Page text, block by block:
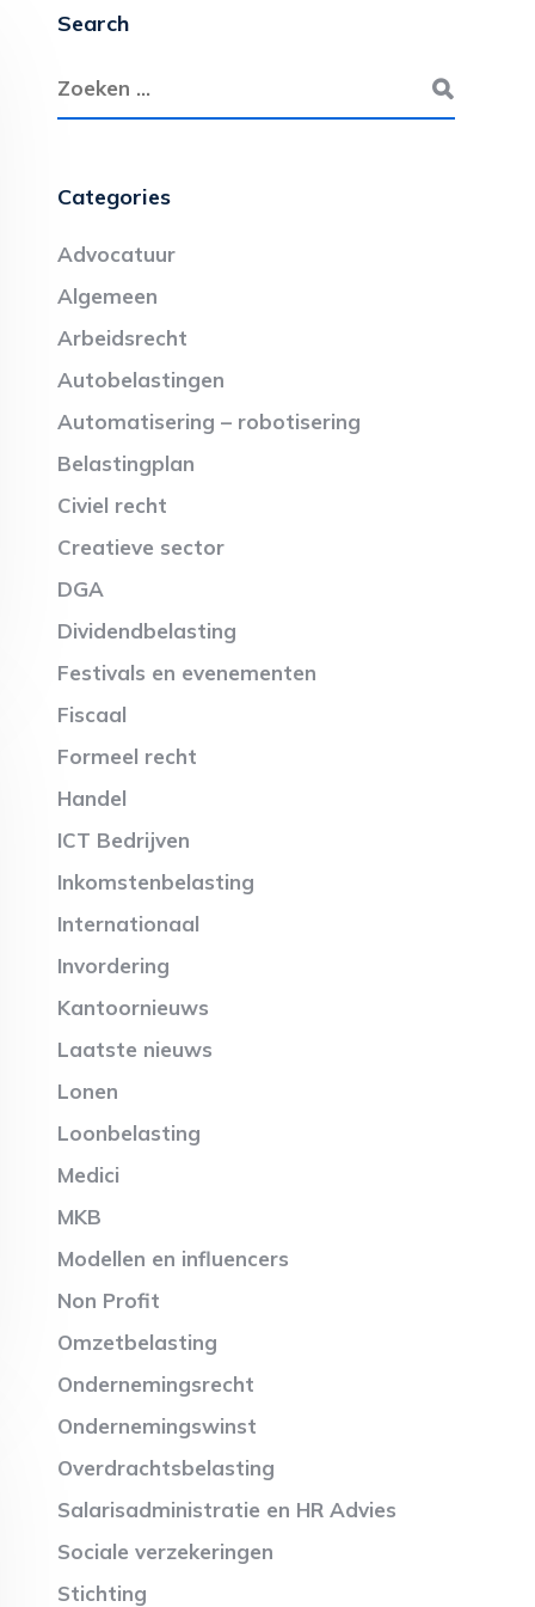
Search
Categories
Advocatuur
Algemeen
Arbeidsrecht
Autobelastingen
Automatisering – robotisering
Belastingplan
Civiel recht
Creatieve sector
DGA
Dividendbelasting
Festivals en evenementen
Fiscaal
Formeel recht
Handel
ICT Bedrijven
Inkomstenbelasting
Internationaal
Invordering
Kantoornieuws
Laatste nieuws
Lonen
Loonbelasting
Medici
MKB
Modellen en influencers
Non Profit
Omzetbelasting
Ondernemingsrecht
Ondernemingswinst
Overdrachtsbelasting
Salarisadministratie en HR Advies
Sociale verzekeringen
Stichting